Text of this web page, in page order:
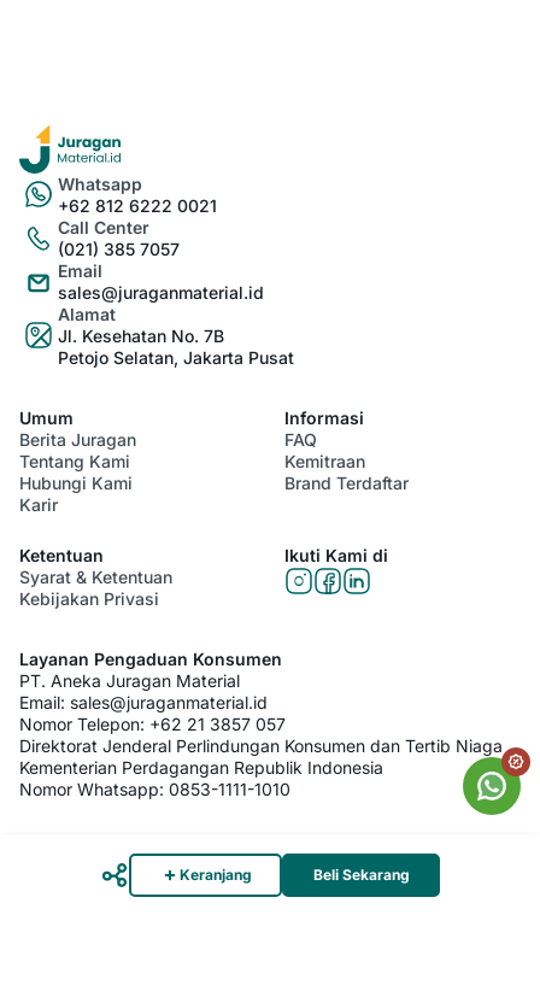
Whatsapp
+62 812 6222 0021
Call Center
(021) 385 7057
Email
sales@juraganmaterial.id
Alamat
Jl. Kesehatan No. 7B
Petojo Selatan, Jakarta Pusat
Umum
Berita Juragan
Tentang Kami
Hubungi Kami
Karir
Informasi
FAQ
Kemitraan
Brand Terdaftar
Ketentuan
Syarat & Ketentuan
Kebijakan Privasi
Ikuti Kami di
Layanan Pengaduan Konsumen
PT. Aneka Juragan Material
Email: sales@juraganmaterial.id
Nomor Telepon: +62 21 3857 057
Direktorat Jenderal Perlindungan Konsumen dan Tertib Niaga
Kementerian Perdagangan Republik Indonesia
Nomor Whatsapp: 0853-1111-1010
Keranjang Beli Sekarang